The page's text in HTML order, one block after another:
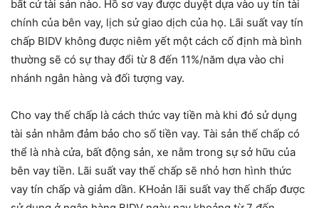
bất cứ tài sản nào. Hồ sơ vay được duyệt dựa vào uy tín tài
chính của bên vay, lịch sử giao dịch của họ. Lãi suất vay tín
chấp BIDV không được niêm yết một cách cố định mà bình
thường sẽ có sự thay đổi từ 8 đến 11%/năm dựa vào chi
nhánh ngân hàng và đối tượng vay.
Cho vay thế chấp là cách thức vay tiền mà khi đó sử dụng
tài sản nhằm đảm bảo cho số tiền vay. Tài sản thế chấp có
thể là nhà cửa, bất động sản, xe nằm trong sự sở hữu của
bên vay tiền. Lãi suất vay thế chấp sẽ nhỏ hơn hình thức
vay tín chấp và giảm dần. KHoản lãi suất vay thế chấp được